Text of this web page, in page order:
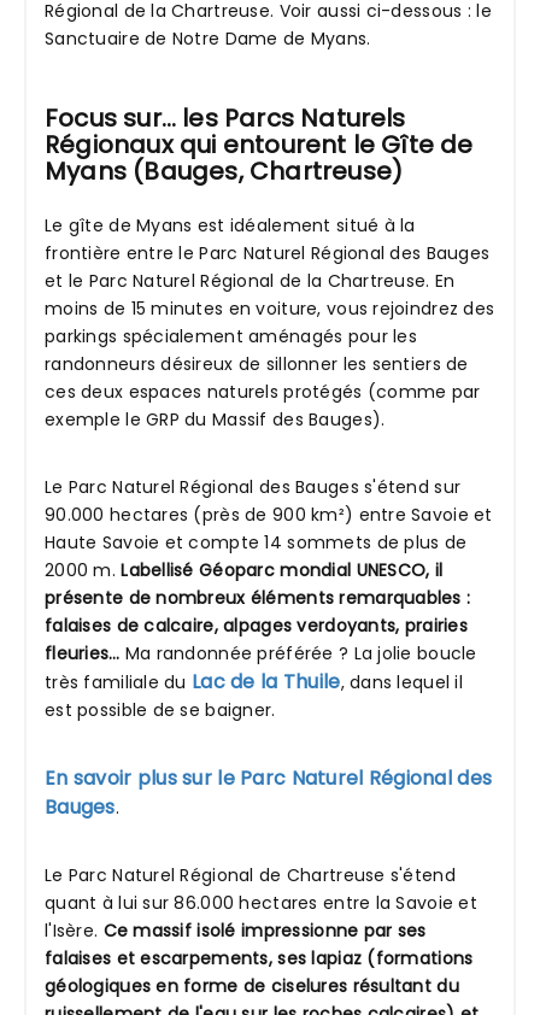
Régional de la Chartreuse. Voir aussi ci-dessous : le
Sanctuaire de Notre Dame de Myans.
Focus sur… les Parcs Naturels
Régionaux qui entourent le Gîte de
Myans (Bauges, Chartreuse)
Le gîte de Myans est idéalement situé à la
frontière entre le Parc Naturel Régional des Bauges
et le Parc Naturel Régional de la Chartreuse. En
moins de 15 minutes en voiture, vous rejoindrez des
parkings spécialement aménagés pour les
randonneurs désireux de sillonner les sentiers de
ces deux espaces naturels protégés (comme par
exemple le GRP du Massif des Bauges).
Le Parc Naturel Régional des Bauges s'étend sur
90.000 hectares (près de 900 km²) entre Savoie et
Haute Savoie et compte 14 sommets de plus de
2000 m.Labellisé Géoparc mondial UNESCO, il
présente de nombreux éléments remarquables :
falaises de calcaire, alpages verdoyants, prairies
fleuries… Ma randonnée préférée ? La jolie boucle
très familiale du Lac de la Thuile, dans lequel il
est possible de se baigner.
En savoir plus sur le Parc Naturel Régional des
Bauges.
Le Parc Naturel Régional de Chartreuse s'étend
quant à lui sur 86.000 hectares entre la Savoie et
l'Isère. Ce massif isolé impressionne par ses
falaises et escarpements, ses lapiaz (formations
géologiques en forme de ciselures résultant du